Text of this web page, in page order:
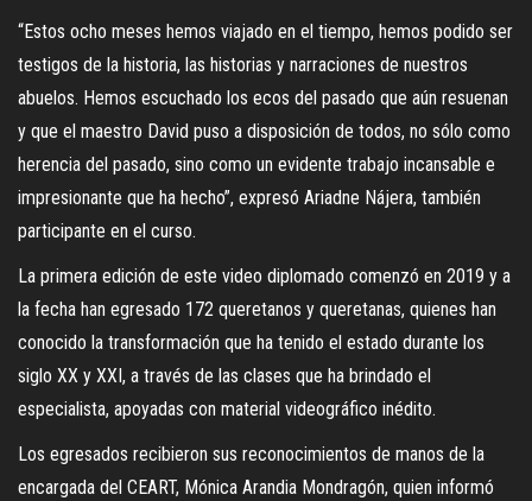
“Estos ocho meses hemos viajado en el tiempo, hemos podido ser
testigos de la historia, las historias y narraciones de nuestros
abuelos. Hemos escuchado los ecos del pasado que aún resuenan
y que el maestro David puso a disposición de todos, no sólo como
herencia del pasado, sino como un evidente trabajo incansable e
impresionante que ha hecho”, expresó Ariadne Nájera, también
participante en el curso.
La primera edición de este video diplomado comenzó en 2019 y a
la fecha han egresado 172 queretanos y queretanas, quienes han
conocido la transformación que ha tenido el estado durante los
siglo XX y XXI, a través de las clases que ha brindado el
especialista, apoyadas con material videográfico inédito.
Los egresados recibieron sus reconocimientos de manos de la
encargada del CEART, Mónica Arandia Mondragón, quien informó